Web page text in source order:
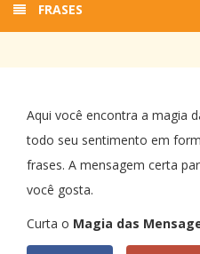
FRASES
Aqui você encontra a magia
todo seu sentimento em
frases. A mensagem certa
você gosta.
Curta o Magia das